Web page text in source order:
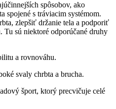
spôsobov, ako
spojené s tráviacim systémom.
zlepšiť držanie tela a podporiť
Tu sú niektoré odporúčané druhy
a rovnováhu.
svaly chrbta a brucha.
šport, ktorý precvičuje celé